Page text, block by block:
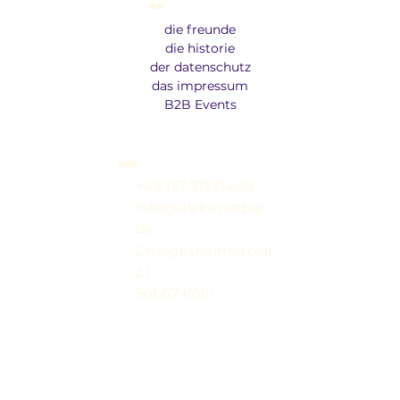
Menu
die freunde
die historie
der datenschutz
das impressum
B2B Events
Kontakt
+49 157 31571468
info@diekunstbar.
de
Chargesheimerplat
z 1
50667 Köln